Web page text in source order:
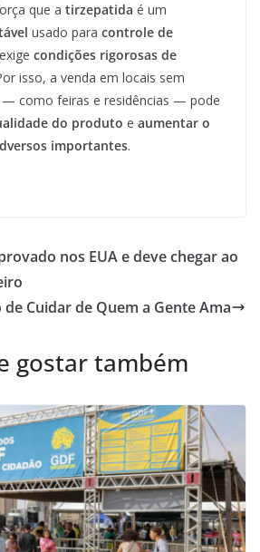
que a tirzepatida é um
usado para controle de
condições rigorosas de
isso, a venda em locais sem
como feiras e residências — pode
do produto e aumentar o
importantes.
nos EUA e deve chegar ao
Cuidar de Quem a Gente Ama
gostar também